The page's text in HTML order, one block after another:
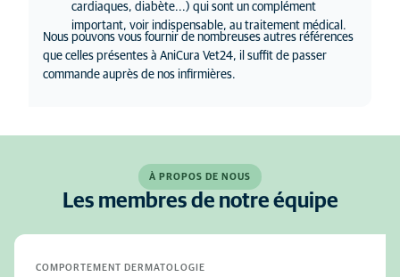
cardiaques, diabète...) qui sont un complément
important, voir indispensable, au traitement médical.
Nous pouvons vous fournir de nombreuses autres références
que celles présentes à AniCura Vet24, il suffit de passer
commande auprès de nos infirmières.
À PROPOS DE NOUS
Les membres de notre équipe
COMPORTEMENT DERMATOLOGIE